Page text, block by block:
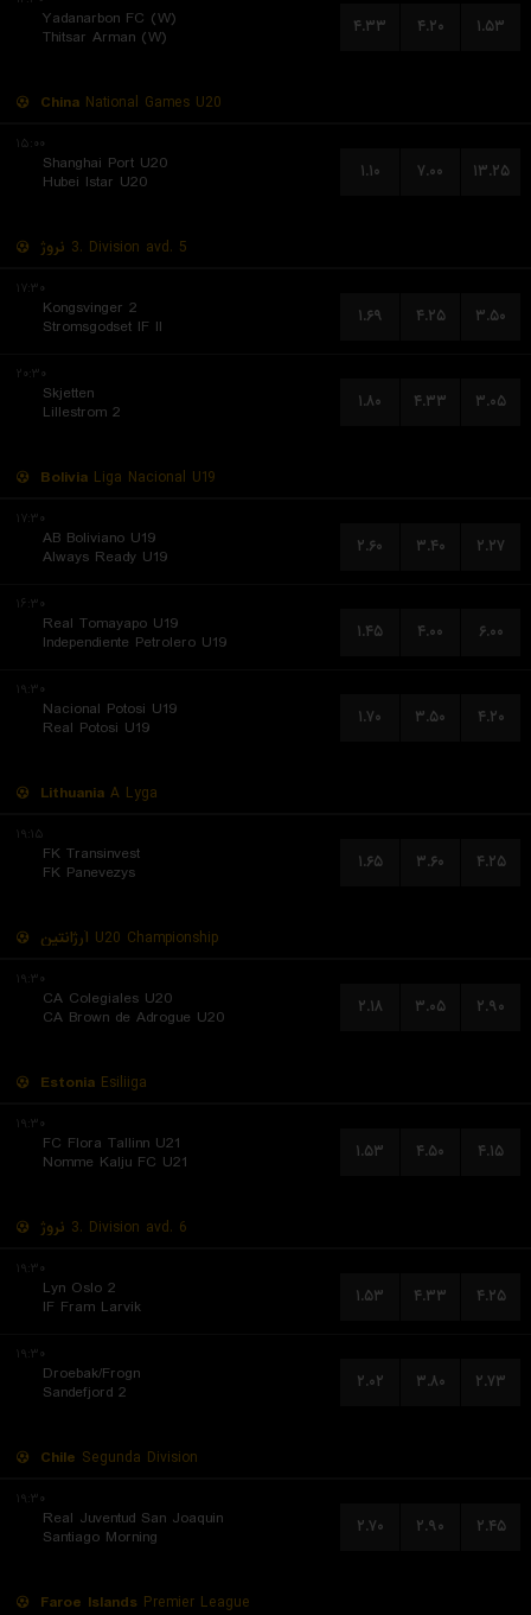
Yadanarbon FC (W)
Thitsar Arman (W)
۴.۳۳ ۴.۲۰ ۱.۵۳
China National Games U20
۱۵:۰۰
Shanghai Port U20
Hubei Istar U20
۱.۱۰ ۷.۰۰ ۱۳.۲۵
نروژ 3. Division avd. 5
۱۷:۳۰
Kongsvinger 2
Stromsgodset IF II
۱.۶۹ ۴.۲۵ ۳.۵۰
۲۰:۳۰
Skjetten
Lillestrom 2
۱.۸۰ ۴.۳۳ ۳.۰۵
Bolivia Liga Nacional U19
۱۷:۳۰
AB Boliviano U19
Always Ready U19
۲.۶۰ ۳.۴۰ ۲.۲۷
۱۶:۳۰
Real Tomayapo U19
Independiente Petrolero U19
۱.۴۵ ۴.۰۰ ۶.۰۰
۱۹:۳۰
Nacional Potosi U19
Real Potosi U19
۱.۷۰ ۳.۵۰ ۴.۲۰
Lithuania A Lyga
۱۹:۱۵
FK Transinvest
FK Panevezys
۱.۶۵ ۳.۶۰ ۴.۲۵
آرژانتین U20 Championship
۱۹:۳۰
CA Colegiales U20
CA Brown de Adrogue U20
۲.۱۸ ۳.۰۵ ۲.۹۰
Estonia Esiliiga
۱۹:۳۰
FC Flora Tallinn U21
Nomme Kalju FC U21
۱.۵۳ ۴.۵۰ ۴.۱۵
نروژ 3. Division avd. 6
۱۹:۳۰
Lyn Oslo 2
IF Fram Larvik
۱.۵۳ ۴.۳۳ ۴.۲۵
۱۹:۳۰
Droebak/Frogn
Sandefjord 2
۲.۰۲ ۳.۸۰ ۲.۷۳
Chile Segunda Division
۱۹:۳۰
Real Juventud San Joaquin
Santiago Morning
۲.۷۰ ۲.۹۰ ۲.۴۵
Faroe Islands Premier League